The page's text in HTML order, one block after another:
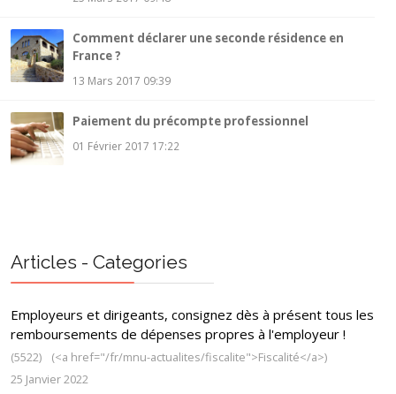
Comment déclarer une seconde résidence en
France ?
13 Mars 2017 09:39
Paiement du précompte professionnel
01 Février 2017 17:22
Articles - Categories
Employeurs et dirigeants, consignez dès à présent tous les
remboursements de dépenses propres à l'employeur !
(5522)
(<a href="/fr/mnu-actualites/fiscalite">Fiscalité</a>)
25 Janvier 2022